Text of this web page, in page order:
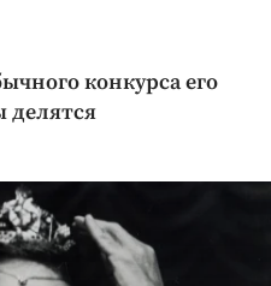
конкурса его
делятся